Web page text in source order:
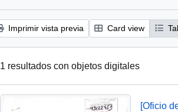
Imprimir vista previa Card view
1 resultados con objetos digitales